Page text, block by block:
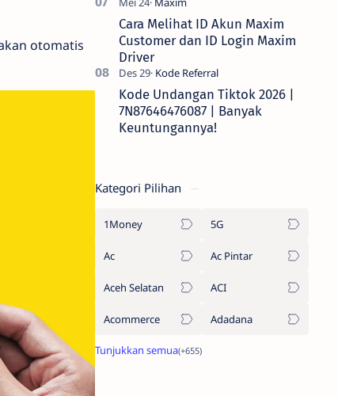
otomatis
Cara Melihat ID Akun Maxim
Customer dan ID Login Maxim
Driver
Kode Undangan Tiktok 2026 |
7N87646476087 | Banyak
Keuntungannya!
Kategori Pilihan
1Money 5G
Ac Ac Pintar
Aceh Selatan ACI
Acommerce Adadana